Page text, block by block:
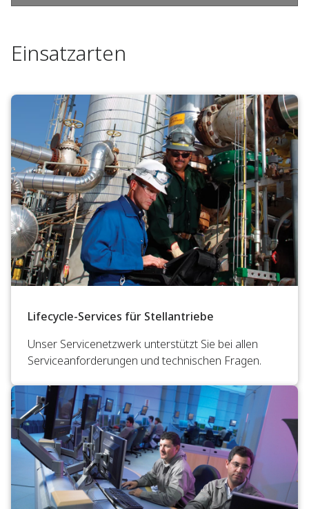
Einsatzarten
Lifecycle-Services für Stellantriebe
Unser Servicenetzwerk unterstützt Sie bei allen
Serviceanforderungen und technischen Fragen.